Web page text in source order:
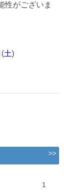
性がございま
(土)
>>
1